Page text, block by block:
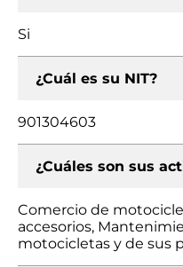
Si
¿Cuál es su NIT?
901304603
¿Cuáles son sus
Comercio de
accesorios,
motocicletas y de sus